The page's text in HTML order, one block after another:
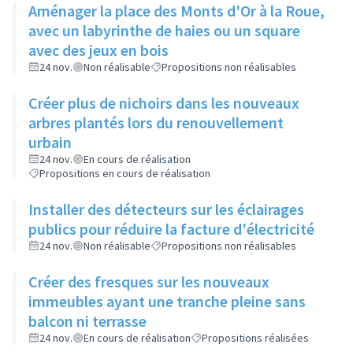
Aménager la place des Monts d'Or à la Roue,
avec un labyrinthe de haies ou un square
avec des jeux en bois
24 nov. Non réalisable Propositions non réalisables
Créer plus de nichoirs dans les nouveaux
arbres plantés lors du renouvellement
urbain
24 nov.
En cours de réalisation
Propositions en cours de réalisation
Installer des détecteurs sur les éclairages
publics pour réduire la facture d'électricité
24 nov. Non réalisable Propositions non réalisables
Créer des fresques sur les nouveaux
immeubles ayant une tranche pleine sans
balcon ni terrasse
24 nov. En cours de réalisation Propositions réalisées